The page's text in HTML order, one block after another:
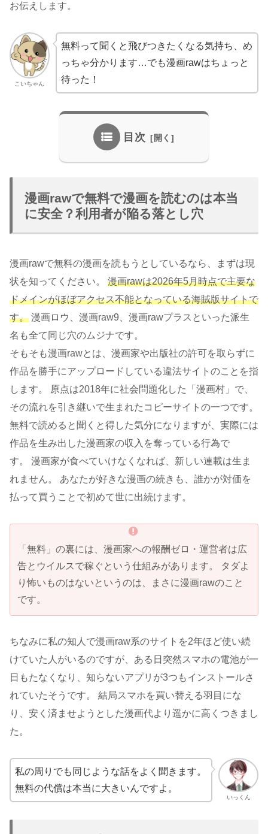
お伝えします。
こいちゃん
無料って聞くと飛びつきたくなる気持ち、め
っちゃ分かります…でも漫画rawはちょっと
待った！
目次
漫画rawで無料で漫画を読むのは本当
に安全？利用者が陥る落とし穴
漫画rawで無料の漫画を読もうとしているなら、まずは現
状を知ってください。 漫画rawは2026年5月時点で主要な
ドメインがほぼアクセス不能となっている海賊版サイトで
す。 漫画ロウ、漫画raw9、漫画rawプラスといった派生
名も全て同じ穴のムジナです。
そもそも漫画rawとは、漫画家や出版社の許可を取らずに
作品を勝手にアップロードしている違法サイトのことを指
します。 原点は2018年に社会問題化した「漫画村」で、
その流れを引き継いで生まれたコピーサイトの一つです。
無料で読めると聞くと得した気分になりますが、実際には
作品を生み出した漫画家の収入を奪っている行為で
す。 漫画家が食べていけなくなれば、新しい連載は生ま
れません。 あなたが好きな漫画の続きも、誰かが対価を
払って買うことで初めて世に出続けます。
「無料」の裏には、漫画家への報酬ゼロ・運営者は広
告とウイルスで稼ぐという仕組みがあります。 タダよ
り怖いものはないというのは、まさに漫画rawのこと
です。
ちなみに私の知人で漫画raw系のサイトを2年ほど使い続
けていた人がいるのですが、ある日突然スマホの電池が一
日もたなくなり、知らないアプリが3つもインストールさ
れていたそうです。 結局スマホを買い替える羽目にな
り、安く済ませようとした漫画代より遥かに高くつきまし
た。
いっくん
私の周りでも同じような話をよく聞きます。
無料の代償は本当に大きいんですよ。